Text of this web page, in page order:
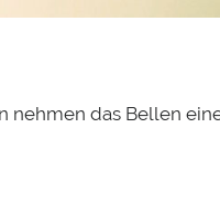
nehmen das Bellen